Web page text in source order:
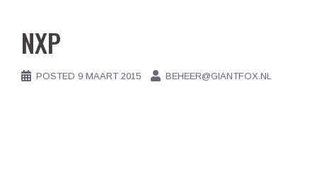
NXP
POSTED 9 MAART 2015 BEHEER@GIANTFOX.NL